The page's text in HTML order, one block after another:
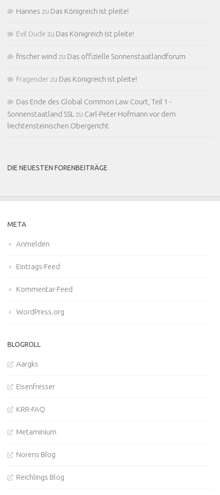
Hannes zu Das Königreich ist pleite!
Evil Dude zu Das Königreich ist pleite!
frischer wind zu Das offizielle Sonnenstaatlandforum
Fragender zu Das Königreich ist pleite!
Das Ende des Global Common Law Court, Teil 1 -
Sonnenstaatland SSL zu Carl-Peter Hofmann vor dem
liechtensteinischen Obergericht
DIE NEUESTEN FORENBEITRÄGE
META
Anmelden
Eintrags-Feed
Kommentar-Feed
WordPress.org
BLOGROLL
Aargks
Eisenfresser
KRR-FAQ
Metaminium
Norens Blog
Reichlings Blog